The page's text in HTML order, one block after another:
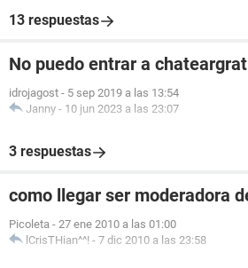
13 respuestas
No puedo entrar a
idrojagost - 5 sep 2019 a las 13:54
Janny - 10 jun 2023 a las 23:07
3 respuestas
como llegar ser moderadora
Picoleta - 27 ene 2010 a las 01:00
lCrisTHian^^! - 7 dic 2010 a las 23:58